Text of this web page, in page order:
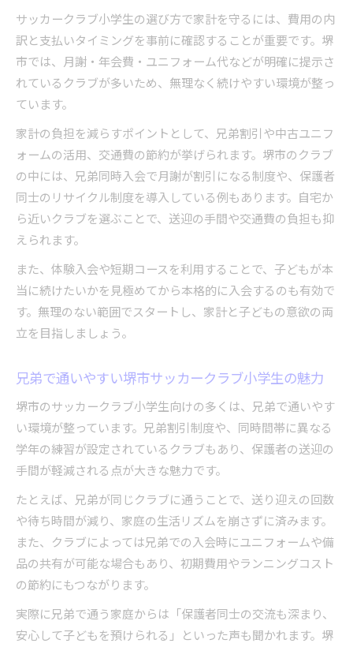
サッカークラブ小学生の選び方で家計を守るには、費用の内
訳と支払いタイミングを事前に確認することが重要です。堺
市では、月謝・年会費・ユニフォーム代などが明確に提示さ
れているクラブが多いため、無理なく続けやすい環境が整っ
ています。
家計の負担を減らすポイントとして、兄弟割引や中古ユニフ
ォームの活用、交通費の節約が挙げられます。堺市のクラブ
の中には、兄弟同時入会で月謝が割引になる制度や、保護者
同士のリサイクル制度を導入している例もあります。自宅か
ら近いクラブを選ぶことで、送迎の手間や交通費の負担も抑
えられます。
また、体験入会や短期コースを利用することで、子どもが本
当に続けたいかを見極めてから本格的に入会するのも有効で
す。無理のない範囲でスタートし、家計と子どもの意欲の両
立を目指しましょう。
兄弟で通いやすい堺市サッカークラブ小学生の魅力
堺市のサッカークラブ小学生向けの多くは、兄弟で通いやす
い環境が整っています。兄弟割引制度や、同時間帯に異なる
学年の練習が設定されているクラブもあり、保護者の送迎の
手間が軽減される点が大きな魅力です。
たとえば、兄弟が同じクラブに通うことで、送り迎えの回数
や待ち時間が減り、家庭の生活リズムを崩さずに済みます。
また、クラブによっては兄弟での入会時にユニフォームや備
品の共有が可能な場合もあり、初期費用やランニングコスト
の節約にもつながります。
実際に兄弟で通う家庭からは「保護者同士の交流も深まり、
安心して子どもを預けられる」といった声も聞かれます。堺